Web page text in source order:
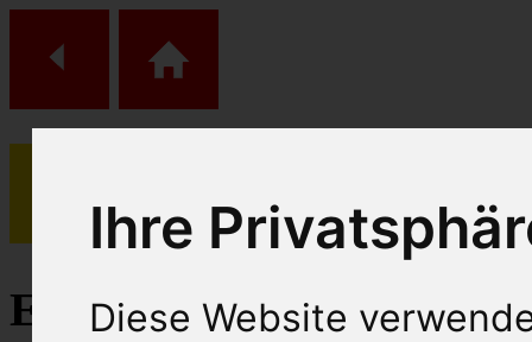
Ihre
Diese Website
(0)
Einkaufs Wagen